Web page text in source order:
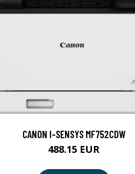
CANON I-SENSYS MF752CDW
488.15 EUR